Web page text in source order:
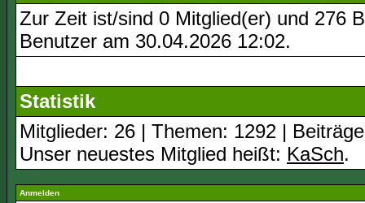
Zur Zeit ist/sind 0 Mitglied(er) und 276
Benutzer am 30.04.2026 12:02.
Statistik
Mitglieder: 26 | Themen: 1292 |
Unser neuestes Mitglied heißt: KaSch.
Anmelden